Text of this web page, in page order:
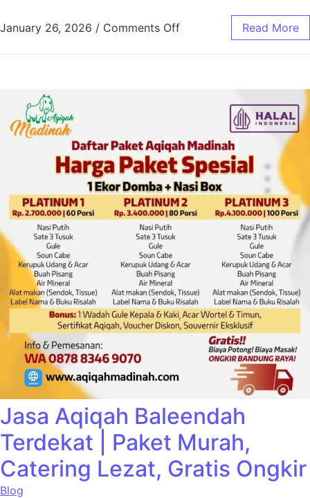
January 26, 2026 / Comments Off Read More
Jasa Aqiqah Baleendah
Terdekat | Paket Murah,
Catering Lezat, Gratis Ongkir
Blog